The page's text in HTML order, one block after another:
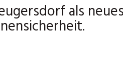
als